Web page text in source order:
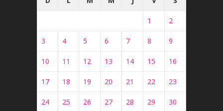
1 2
3 4 5 6 7 8 9
10 11 12 13 14 15 16
17 18 19 20 21 22 23
24 25 26 27 28 29 30